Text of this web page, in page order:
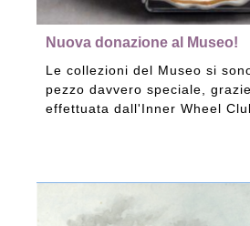
Nuova donazione al Museo!
Le collezioni del Museo si
pezzo davvero speciale,
effettuata dall'Inner Wheel